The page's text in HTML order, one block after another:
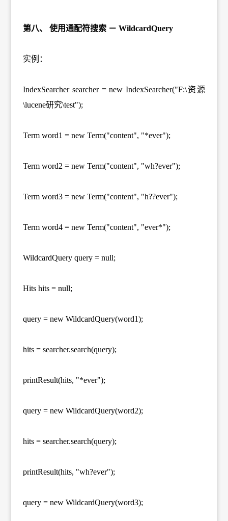
第八、 使用通配符搜索 － WildcardQuery
实例：
IndexSearcher searcher = new IndexSearcher("F:\资源
\lucene研究\test");
Term word1 = new Term("content", "*ever");
Term word2 = new Term("content", "wh?ever");
Term word3 = new Term("content", "h??ever");
Term word4 = new Term("content", "ever*");
WildcardQuery query = null;
Hits hits = null;
query = new WildcardQuery(word1);
hits = searcher.search(query);
printResult(hits, "*ever");
query = new WildcardQuery(word2);
hits = searcher.search(query);
printResult(hits, "wh?ever");
query = new WildcardQuery(word3);